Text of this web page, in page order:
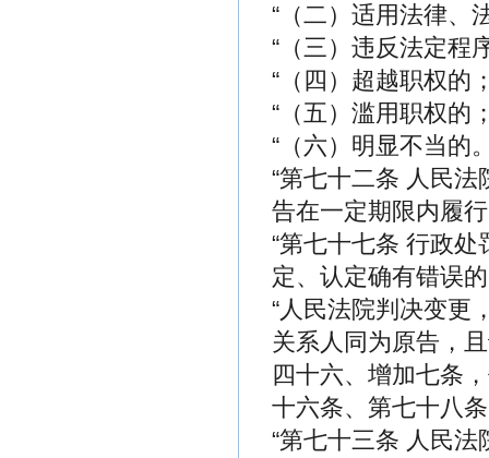
“（二）适用法律、
“（三）违反法定程
“（四）超越职权的
“（五）滥用职权的
“（六）明显不当的
“第七十二条 人民
告在一定期限内履
“第七十七条 行政
定、认定确有错误
“人民法院判决变更
关系人同为原告，
四十六、增加七条
十六条、第七十八
“第七十三条 人民